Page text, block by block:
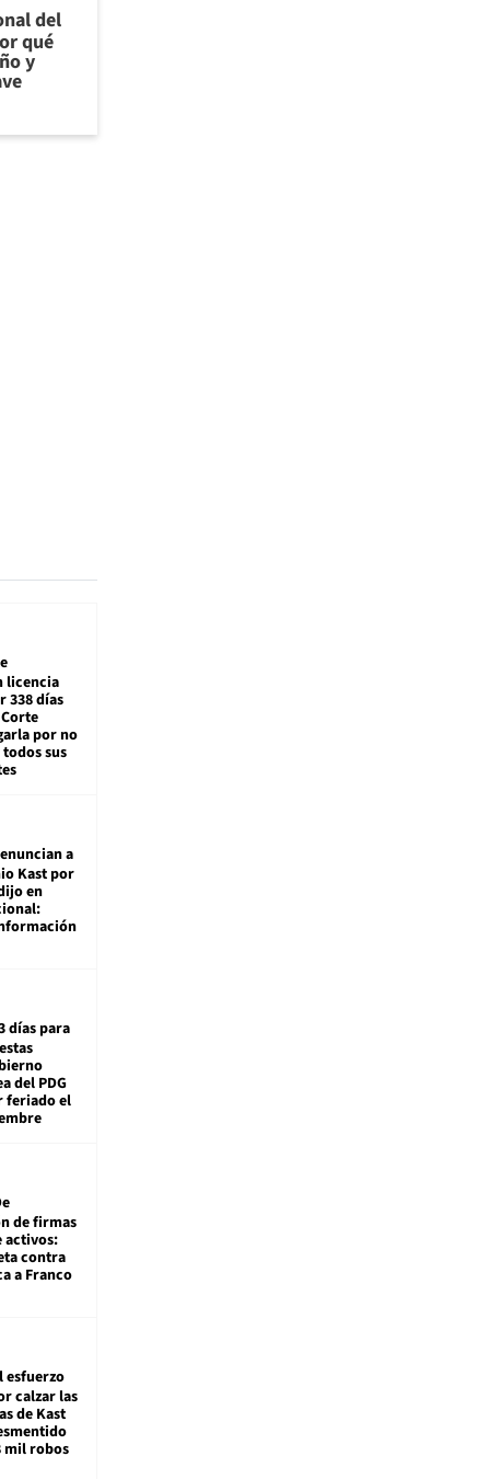
del
qué
y
licencia
338 días
por no
sus
a
Kast por
en
días para
del PDG
feriado el
de firmas
activos:
contra
a Franco
esfuerzo
calzar las
de Kast
mil robos